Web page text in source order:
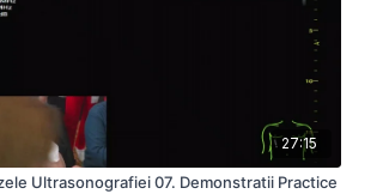
27:15
Ultrasonografiei 07. Demonstratii Practice